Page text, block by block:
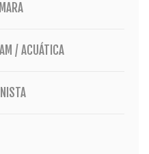
/ ACUÁTICA